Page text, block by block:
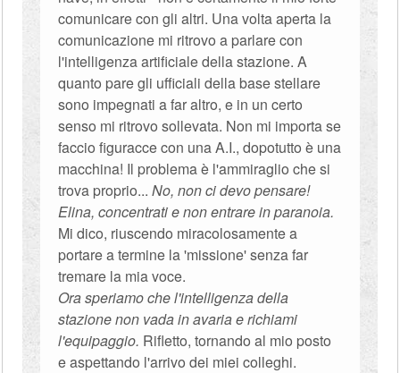
comunicare con gli altri. Una volta aperta la
comunicazione mi ritrovo a parlare con
l'intelligenza artificiale della stazione. A
quanto pare gli ufficiali della base stellare
sono impegnati a far altro, e in un certo
senso mi ritrovo sollevata. Non mi importa se
faccio figuracce con una A.I., dopotutto è una
macchina! Il problema è l'ammiraglio che si
trova proprio...No, non ci devo pensare!
Elina, concentrati e non entrare in paranoia.
Mi dico, riuscendo miracolosamente a
portare a termine la 'missione' senza far
tremare la mia voce.
Ora speriamo che l'intelligenza della
stazione non vada in avaria e richiami
l'equipaggio. Rifletto, tornando al mio posto
e aspettando l'arrivo dei miei colleghi.